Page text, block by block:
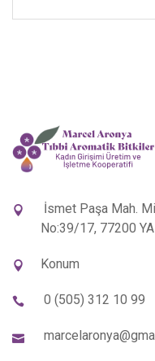
İsmet Paşa Mah.
No:39/17, 77200
Konum
0 (505) 312 10 99